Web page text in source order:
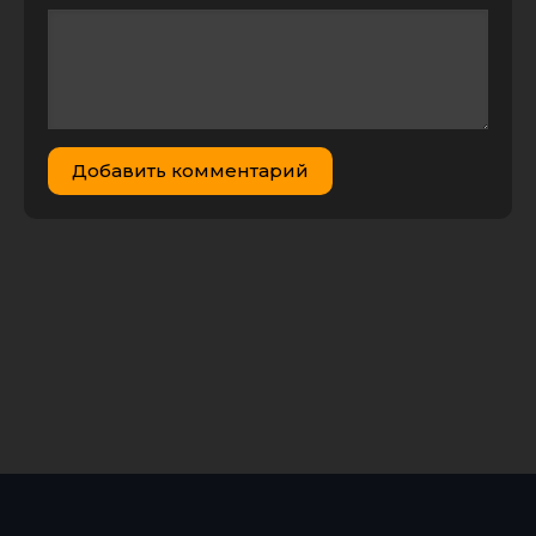
AVC от msltel
(2005)
BDRemux
1080р | D, P2,
L2
25.13 GB 0 0
Добавить комментарий